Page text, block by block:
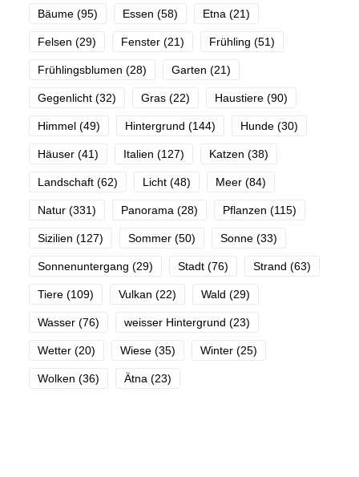
Bäume (95) Essen (58) Etna (21)
Felsen (29) Fenster (21) Frühling (51)
Frühlingsblumen (28) Garten (21)
Gegenlicht (32) Gras (22) Haustiere (90)
Himmel (49) Hintergrund (144) Hunde (30)
Häuser (41) Italien (127) Katzen (38)
Landschaft (62) Licht (48) Meer (84)
Natur (331) Panorama (28) Pflanzen (115)
Sizilien (127) Sommer (50) Sonne (33)
Sonnenuntergang (29) Stadt (76) Strand (63)
Tiere (109) Vulkan (22) Wald (29)
Wasser (76) weisser Hintergrund (23)
Wetter (20) Wiese (35) Winter (25)
Wolken (36) Ätna (23)